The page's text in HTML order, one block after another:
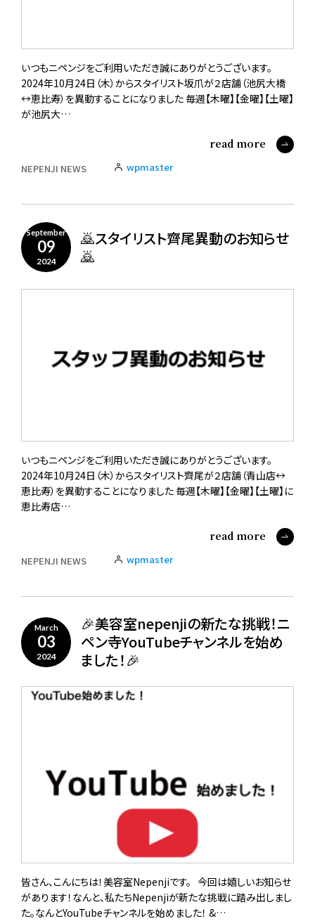
いつもニペンジをご利用いただき誠にありがとうございます。
2024年10月24日（木）からスタイリスト坂爪が２店舗（池尻大橋
↔︎恵比寿）を異動することになりました 毎週【木曜】【金曜】【土曜】
が池尻大…
read more
NEPENJI NEWS wpmaster
September
09
2024
🙇スタイリスト齊尾異動のお知らせ
🙇
いつもニペンジをご利用いただき誠にありがとうございます。
2024年10月24日（木）からスタイリスト齊尾が２店舗（青山店↔︎
恵比寿）を異動することになりました 毎週【木曜】【金曜】【土曜】に
恵比寿店…
read more
NEPENJI NEWS wpmaster
March
03
2024
🎉美容室nepenjiの新たな挑戦！ニ
ペン寺YouTubeチャンネルを始め
ました！🎉
皆さん、こんにちは！美容室Nepenjiです。 今回は嬉しいお知らせ
があります！なんと、私たちNepenjiが新たな挑戦に踏み出しまし
た。なんとYouTubeチャンネルを始めました！ &…